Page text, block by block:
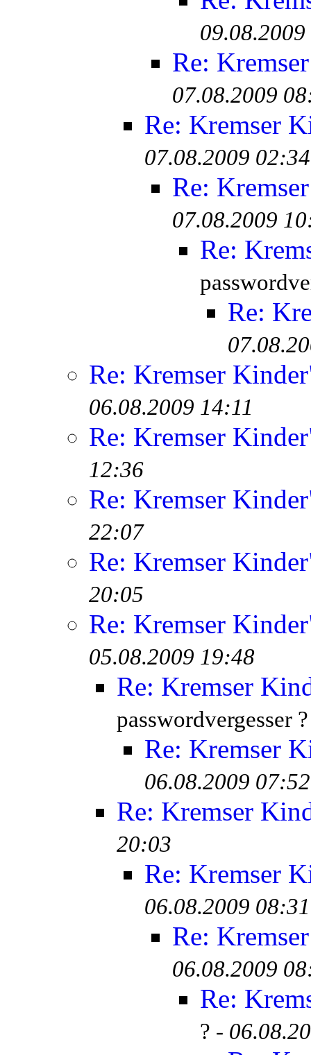
Re:
07.08.2009
Re: Kremser
07.08.2009 02:34
Re:
07.08.2009
Re:
Re:
Re: Kremser
06.08.2009 14:11
Re: Kremser
12:36
Re: Kremser
22:07
Re: Kremser
20:05
Re: Kremser
05.08.2009 19:48
Re: Kremser
passwordvergesser
Re: Kremser
06.08.2009 07:52
Re: Kremser
20:03
Re: Kremser
06.08.2009 08:31
Re:
06.08.2009
Re:
? -